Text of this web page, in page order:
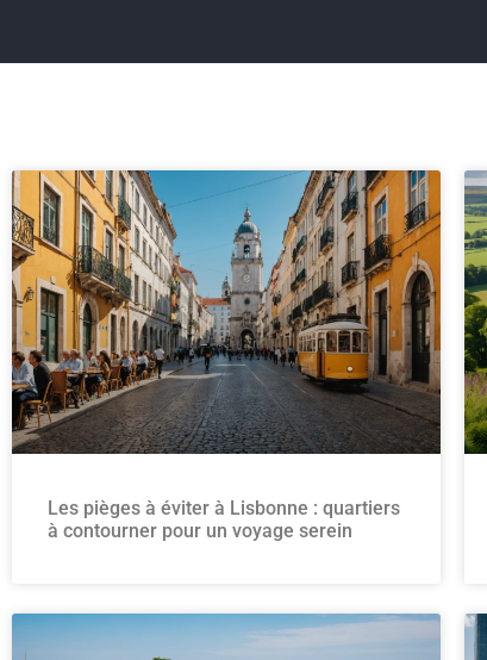
Les pièges à éviter à Lisbonne : quartiers
à contourner pour un voyage serein